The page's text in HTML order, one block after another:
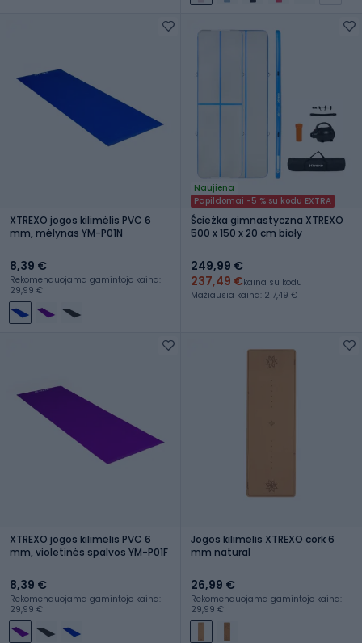
XTREXO jogos kilimėlis PVC 6
mm, mėlynas YM-P01N
8,39 €
Rekomenduojama gamintojo kaina:
29,99 €
Naujiena
Papildomai -5 % su kodu EXTRA
Ścieżka gimnastyczna XTREXO
500 x 150 x 20 cm biały
249,99 €
237,49 €kaina su kodu
Mažiausia kaina: 217,49 €
XTREXO jogos kilimėlis PVC 6
mm, violetinės spalvos YM-P01F
8,39 €
Rekomenduojama gamintojo kaina:
29,99 €
Jogos kilimėlis XTREXO cork 6
mm natural
26,99 €
Rekomenduojama gamintojo kaina:
29,99 €